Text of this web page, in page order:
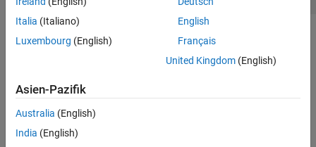
Italia (Italiano)
Luxembourg (English)
English
Français
United Kingdom(English)
Asien-Pazifik
Australia (English)
India (English)